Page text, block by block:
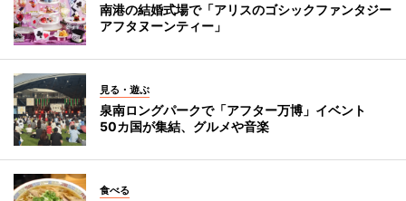
南港の結婚式場で「アリスのゴシックファンタジー
アフタヌーンティー」
見る・遊ぶ
泉南ロングパークで「アフター万博」イベント
50カ国が集結、グルメや音楽
食べる